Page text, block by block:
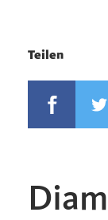
Teilen